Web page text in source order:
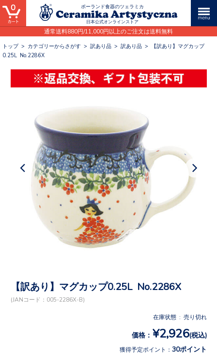
ポーランド食器のツェラミカ
日本公式オンラインストア
通常送料880円/11,000円以上のご注文は送料無料
0
トップ> カテゴリーからさがす > 訳あり品 > 訳あり品 >
【訳あり】マグカップ
0.25L No.2286X
【訳あり】マグカップ0.25L No.2286X
(JANコード：005-2286X-B)
在庫状態 : 売り切れ
価格： ¥2,926(税込)
獲得予定ポイント： 30ポイント